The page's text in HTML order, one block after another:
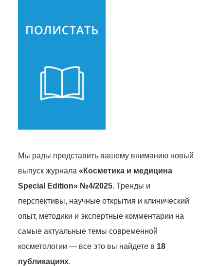
Мы рады представить вашему вниманию новый
выпуск журнала«Косметика и медицина
Special Edition» №4/2025. Тренды и
перспективы, научные открытия и клинический
опыт, методики и экспертные комментарии на
самые актуальные темы современной
косметологии — все это вы найдете в 18
публикациях.